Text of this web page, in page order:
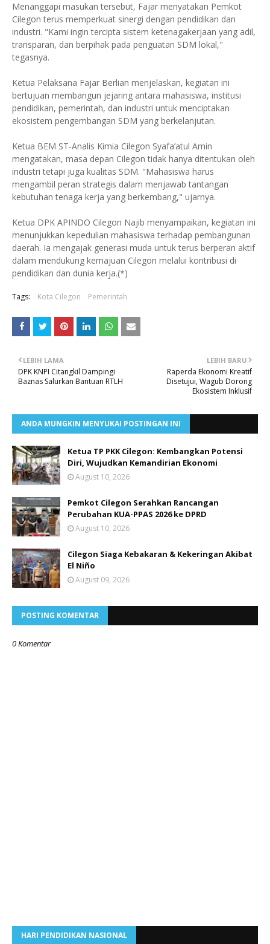
Menanggapi masukan tersebut, Fajar menyatakan Pemkot
Cilegon terus memperkuat sinergi dengan pendidikan dan
industri. "Kami ingin tercipta sistem ketenagakerjaan yang adil,
transparan, dan berpihak pada penguatan SDM lokal,"
tegasnya.
Ketua Pelaksana Fajar Berlian menjelaskan, kegiatan ini
bertujuan membangun jejaring antara mahasiswa, institusi
pendidikan, pemerintah, dan industri untuk menciptakan
ekosistem pengembangan SDM yang berkelanjutan.
Ketua BEM ST-Analis Kimia Cilegon Syafa’atul Amin
mengatakan, masa depan Cilegon tidak hanya ditentukan oleh
industri tetapi juga kualitas SDM. "Mahasiswa harus
mengambil peran strategis dalam menjawab tantangan
kebutuhan tenaga kerja yang berkembang," ujarnya.
Ketua DPK APINDO Cilegon Najib menyampaikan, kegiatan ini
menunjukkan kepedulian mahasiswa terhadap pembangunan
daerah. Ia mengajak generasi muda untuk terus berperan aktif
dalam mendukung kemajuan Cilegon melalui kontribusi di
pendidikan dan dunia kerja.(*)
Tags: Kota Cilegon Pemerintah
LEBIH BARU
Raperda Ekonomi Kreatif
Disetujui, Wagub Dorong
Ekosistem Inklusif
LEBIH LAMA
DPK KNPI Citangkil Dampingi
Baznas Salurkan Bantuan RTLH
ANDA MUNGKIN MENYUKAI POSTINGAN INI
Ketua TP PKK Cilegon: Kembangkan Potensi
Diri, Wujudkan Kemandirian Ekonomi
August 10, 2026
Pemkot Cilegon Serahkan Rancangan
Perubahan KUA-PPAS 2026 ke DPRD
August 10, 2026
Cilegon Siaga Kebakaran & Kekeringan Akibat
El Niño
August 09, 2026
POSTING KOMENTAR
0 Komentar
HARI PENDIDIKAN NASIONAL